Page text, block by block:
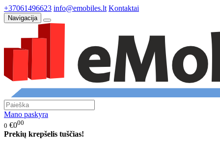
+37061496623 info@emobiles.lt Kontaktai
Navigacija
Mano paskyra
0 €000
Prekių krepšelis tuščias!